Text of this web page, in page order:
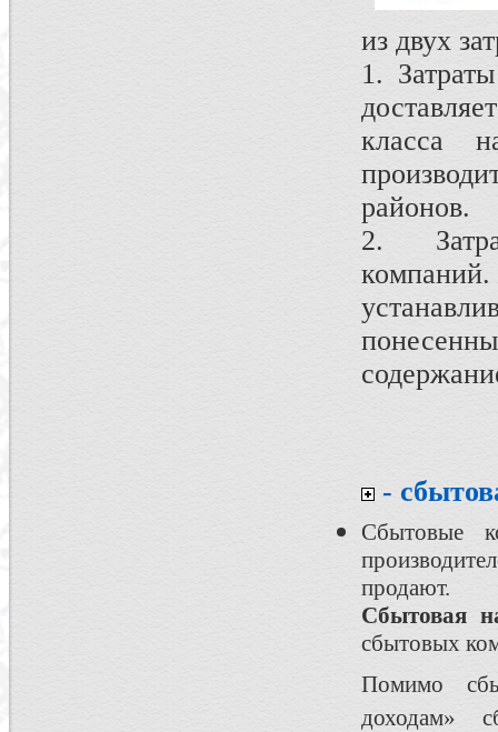
из двух
1.
класса
районов.
2.
-
Сбытовые
продают.
Сбытовая
сбытовых
Помимо
доходам»